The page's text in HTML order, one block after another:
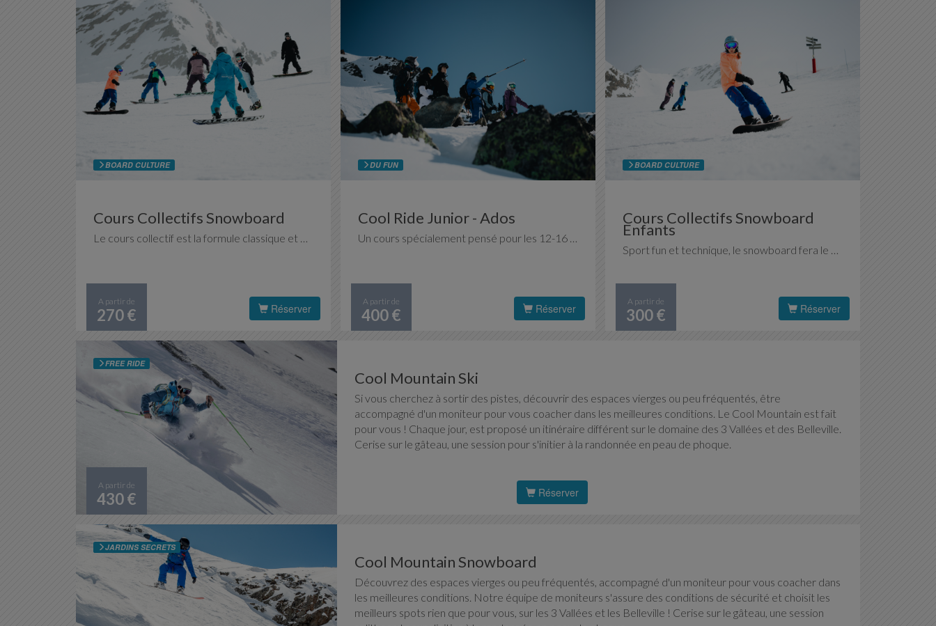
BOARD CULTURE
Cours Collectifs Snowboard
Le cours collectif est la formule classique et efficace pour apprendre les fondamentaux du snowboard ou améliorer sa technique en profitant de l'émulation du groupe. Pour celles et ceux qui aiment partager les plaisirs de la glisse.
A partir de
270 € Réserver
DU FUN
Cool Ride Junior - Ados
Un cours spécialement pensé pour les 12-16 ans pour continuer à skier en groupe, avec des ados de votre âge. Partez à la découverte des funs slopes et des snowparks des 3 Vallées, des Belleville et de Val Thorens et initiez-vous au hors-piste.
A partir de
400 € Réserver
BOARD CULTURE
Cours Collectifs Snowboard
Enfants
Sport fun et technique, le snowboard fera le bonheur de vos enfants, qu'ils découvrent ou qu'ils se perfectionnent. Encadrés par nos moniteurs et monitrices passionnés, ils progresseront à leur rythme, dans un esprit ludique.
A partir de
300 € Réserver
FREE RIDE
Cool Mountain Ski
Si vous cherchez à sortir des pistes, découvrir des espaces vierges ou peu fréquentés, être
accompagné d'un moniteur pour vous coacher dans les meilleures conditions. Le Cool Mountain est fait
pour vous ! Chaque jour, est proposé un itinéraire différent sur le domaine des 3 Vallées et des Belleville.
Cerise sur le gâteau, une session pour s'initier à la randonnée en peau de phoque.
A partir de
430 € Réserver
JARDINS SECRETS
Cool Mountain Snowboard
Découvrez des espaces vierges ou peu fréquentés, accompagné d'un moniteur pour vous coacher dans
les meilleures conditions. Notre équipe de moniteurs s'assure des conditions de sécurité et choisit les
meilleurs spots rien que pour vous, sur les 3 Vallées et les Belleville ! Cerise sur le gâteau, une session